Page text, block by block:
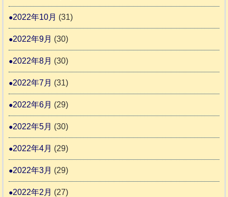
2022年10月 (31)
2022年9月 (30)
2022年8月 (30)
2022年7月 (31)
2022年6月 (29)
2022年5月 (30)
2022年4月 (29)
2022年3月 (29)
2022年2月 (27)